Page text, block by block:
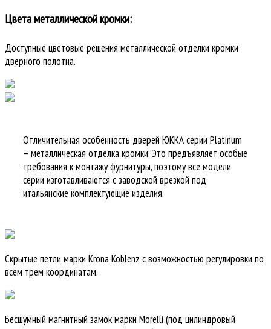
Цвета металлической кромки:
Доступные цветовые решения металлической отделки кромки
дверного полотна.
Отличительная особенность дверей ЮККА серии Platinum
– металлическая отделка кромки. Это предъявляет особые
требования к монтажу фурнитуры, поэтому все модели
серии изготавливаются с заводской врезкой под
итальянские комплектующие изделия.
Скрытые петли марки Krona Koblenz с возможностью регулировки по
всем трем координатам.
Бесшумный магнитный замок марки Morelli (под цилиндровый